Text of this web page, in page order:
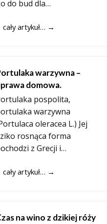
do bud dla…
cały artykuł… →
warzywna –
domowa.
pospolita,
warzywna
oleracea L.) Jej
rosnąca forma
z Grecji i…
cały artykuł… →
na wino z dzikiej róży